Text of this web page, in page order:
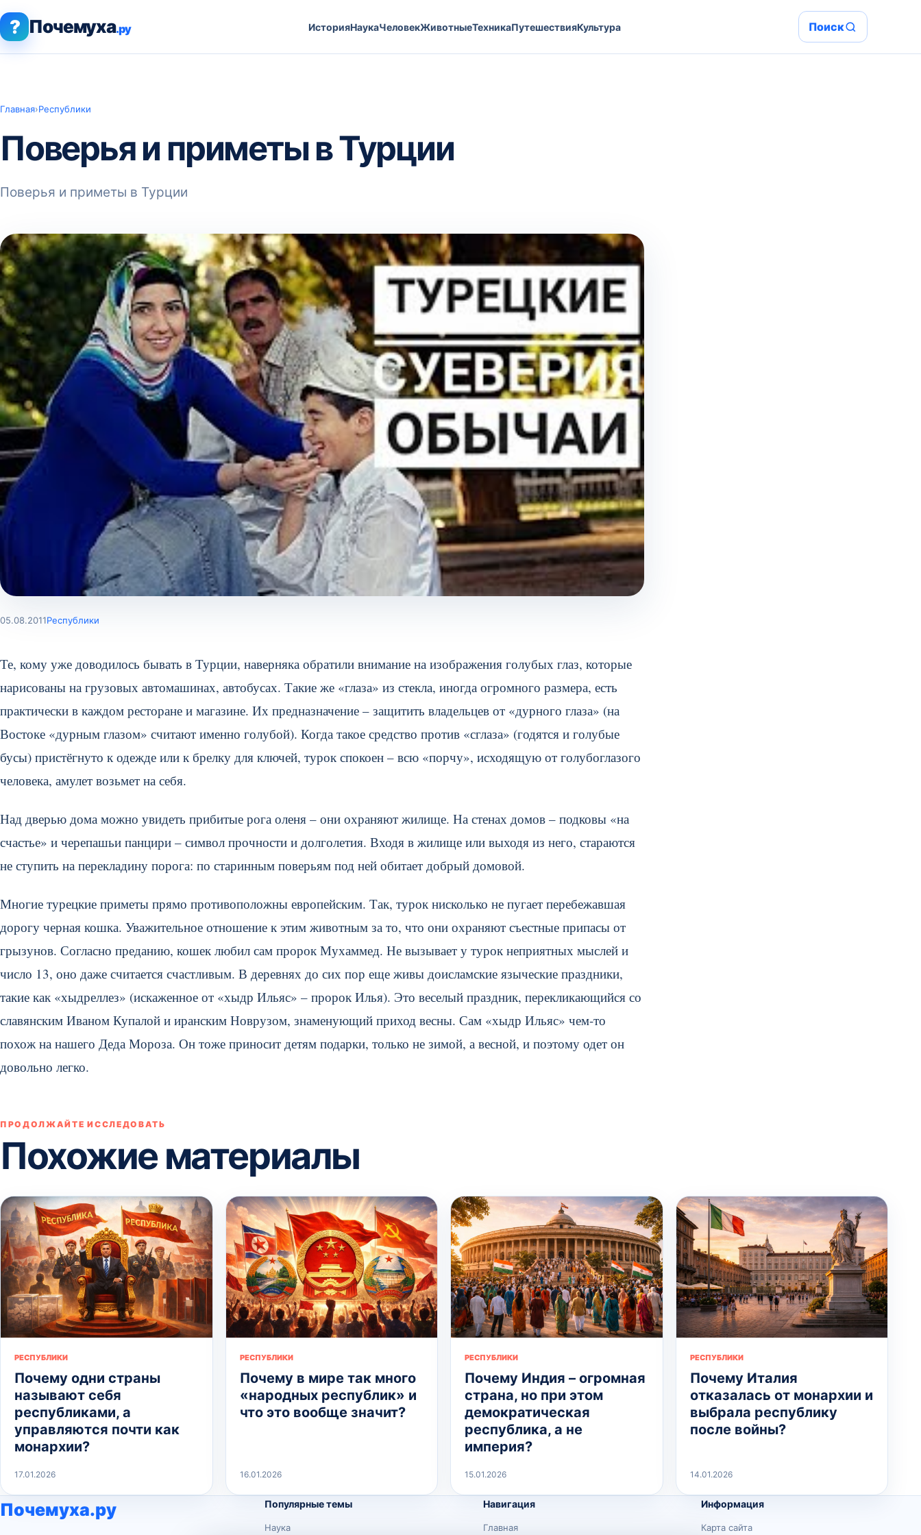
? Почемуха.ру ИсторияНаукаЧеловекЖивотныеТехникаПутешествияКультура Поиск
Главная›Республики
Поверья и приметы в Турции
Поверья и приметы в Турции
05.08.2011Республики
Те, кому уже доводилось бывать в Турции, наверняка обратили внимание на изображения голубых глаз, которые
нарисованы на грузовых автомашинах, автобусах. Такие же «глаза» из стекла, иногда огромного размера, есть
практически в каждом ресторане и магазине. Их предназначение – защитить владельцев от «дурного глаза» (на
Востоке «дурным глазом» считают именно голубой). Когда такое средство против «сглаза» (годятся и голубые
бусы) пристёгнуто к одежде или к брелку для ключей, турок спокоен – всю «порчу», исходящую от голубоглазого
человека, амулет возьмет на себя.
Над дверью дома можно увидеть прибитые рога оленя – они охраняют жилище. На стенах домов – подковы «на
счастье» и черепашьи панцири – символ прочности и долголетия. Входя в жилище или выходя из него, стараются
не ступить на перекладину порога: по старинным поверьям под ней обитает добрый домовой.
Многие турецкие приметы прямо противоположны европейским. Так, турок нисколько не пугает перебежавшая
дорогу черная кошка. Уважительное отношение к этим животным за то, что они охраняют съестные припасы от
грызунов. Согласно преданию, кошек любил сам пророк Мухаммед. Не вызывает у турок неприятных мыслей и
число 13, оно даже считается счастливым. В деревнях до сих пор еще живы доисламские языческие праздники,
такие как «хыдреллез» (искаженное от «хыдр Ильяс» – пророк Илья). Это веселый праздник, перекликающийся со
славянским Иваном Купалой и иранским Новрузом, знаменующий приход весны. Сам «хыдр Ильяс» чем-то
похож на нашего Деда Мороза. Он тоже приносит детям подарки, только не зимой, а весной, и поэтому одет он
довольно легко.
ПРОДОЛЖАЙТЕ ИССЛЕДОВАТЬ
Похожие материалы
РЕСПУБЛИКИ
Почему одни страны
называют себя
республиками, а
управляются почти как
монархии?
17.01.2026
РЕСПУБЛИКИ
Почему в мире так много
«народных республик» и
что это вообще значит?
16.01.2026
РЕСПУБЛИКИ
Почему Индия – огромная
страна, но при этом
демократическая
республика, а не
империя?
15.01.2026
РЕСПУБЛИКИ
Почему Италия
отказалась от монархии и
выбрала республику
после войны?
14.01.2026
Почемуха.ру Популярные темы
Наука
Навигация
Главная
Информация
Карта сайта